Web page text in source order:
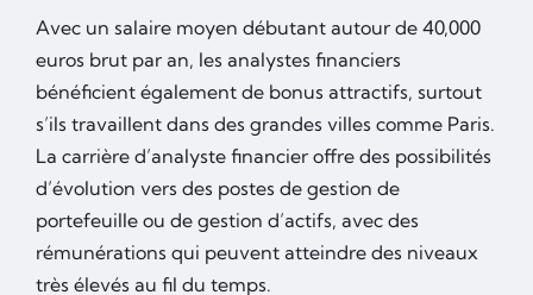
Avec un salaire moyen débutant autour de 40,000
euros brut par an, les analystes financiers
bénéficient également de bonus attractifs, surtout
s’ils travaillent dans des grandes villes comme Paris.
La carrière d’analyste financier offre des possibilités
d’évolution vers des postes de gestion de
portefeuille ou de gestion d’actifs, avec des
rémunérations qui peuvent atteindre des niveaux
très élevés au fil du temps.